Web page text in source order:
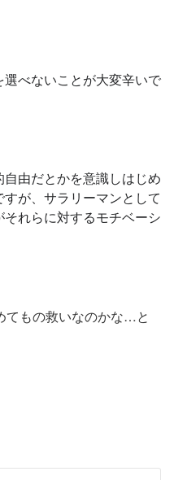
べないことが大変辛いで
由だとかを意識しはじめ
が、サラリーマンとして
れらに対するモチベーシ
てもの救いなのかな…と